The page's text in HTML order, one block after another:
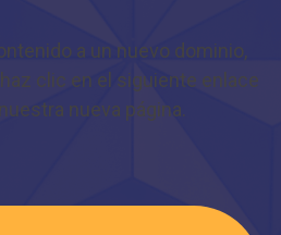
a un nuevo dominio,
clic en el siguiente enlace
nueva página.